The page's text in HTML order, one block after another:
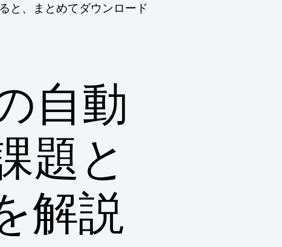
と、まとめてダウンロード
自動
題と
解説